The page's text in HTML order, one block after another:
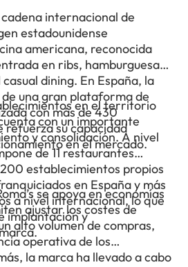
cadena internacional de
estadounidense
americana, reconocida
en ribs, hamburguesas
dining. En España, la
una gran plataforma de
con más de 430
refuerza su capacidad
en el mercado.
en el territorio
con un importante
y consolidación. A nivel
de 11 restaurantes
establecimientos propios
en España y más
a nivel internacional, lo que
implantación y
se apoya en economías
ajustar los costes de
alto volumen de compras,
operativa de los
la marca ha llevado a cabo